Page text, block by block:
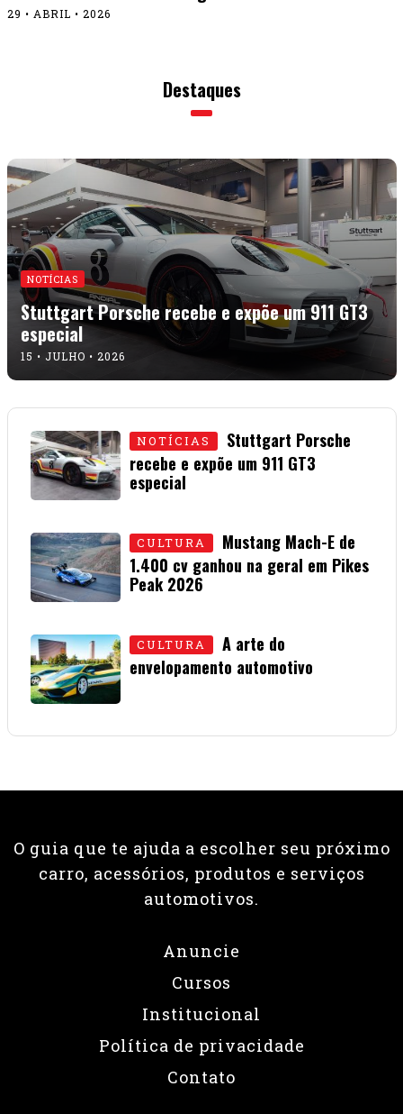
Stuttgart Porsche recebe e expõe um 911 GT3
NOTÍCIAS
Stuttgart Porsche
recebe e expõe um 911 GT3
especial
15 • JULHO • 2026
CULTURA
Mustang Mach-E de
1.400 cv ganhou na geral em Pikes
Peak 2026
CULTURA
A arte do
envelopamento automotivo
08 • JUNHO • 2026
carro, acessórios, produtos e serviços
automotivos.
Contato
© 2026 Revista Fullpower